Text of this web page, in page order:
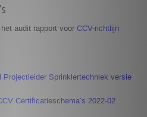
audit rapport voor CCV-richtlijn
Projectleider Sprinklertechniek versie
Certificatieschema’s 2022-02